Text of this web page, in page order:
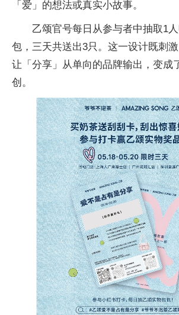
「爱」的想法或真实小故事。
乙颂官号每日从参与者中抽取1
包，三天共送出3只。这一设计既刺
让「分享」从单向的品牌输出，变成
创。